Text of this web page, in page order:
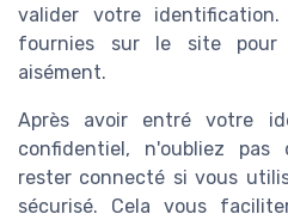
valider votre
fournies sur le site pour
aisément.
Après avoir entré votre
confidentiel, n'oubliez
rester connecté si vous
sécurisé. Cela vous